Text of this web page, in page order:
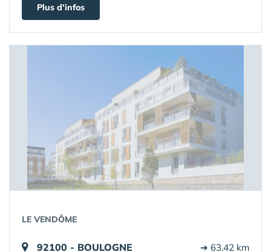
Plus d'infos
LE VENDÔME
92100 - BOULOGNE ➔ 63.42 km